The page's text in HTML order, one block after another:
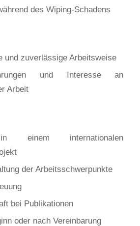
des Wiping-Schadens
und zuverlässige Arbeitsweise
und Interesse an
Arbeit
einem internationalen
der Arbeitsschwerpunkte
bei Publikationen
oder nach Vereinbarung